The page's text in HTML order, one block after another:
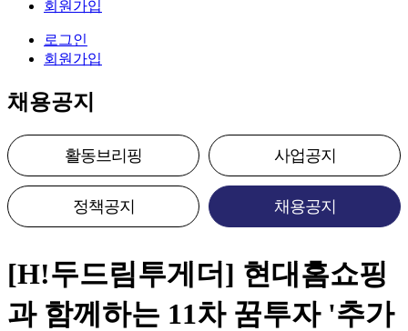
회원가입
로그인
회원가입
채용공지
활동브리핑 사업공지
정책공지 채용공지
[H!두드림투게더] 현대홈쇼핑
과 함께하는 11차 꿈투자 '추가